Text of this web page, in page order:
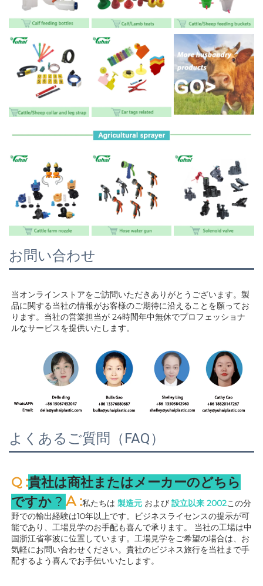
お問い合わせ
当オンラインストアをご訪問いただきありがとうございます。製
品に関する当社の情報がお客様のご期待に沿えることを願ってお
ります。当社の営業担当が 24時間年中無休でプロフェッショナ
ルなサービスを提供いたします。
よくあるご質問（FAQ）
Q :貴社は商社またはメーカーのどちら
ですか ? A :私たちは 製造元 および 設立以来 2002この分
野での輸出経験は10年以上です。ビジネスライセンスの提示が可
能であり、工場見学のお手配も喜んで承ります。 当社の工場は中
国浙江省寧波に位置しています。工場見学をご希望の場合は、お
気軽にお問い合わせください。貴社のビジネス旅行を当社まで手
配するよう喜んでお手伝いいたします。